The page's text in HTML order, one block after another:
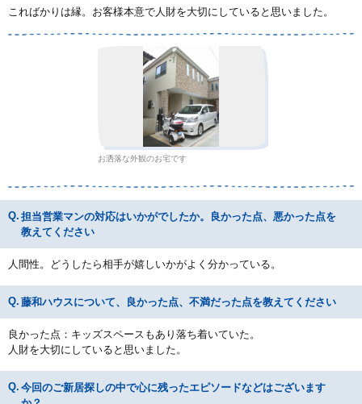
こればかりは縁。お客様本意で人財を大切にしていると思いました。
お洒落な外観のお宅です
担当営業マンの対応はいかがでしたか。良かった点、悪かった点を
教えてください
人間性。どうしたら相手が嬉しいかがよく分かっている。
藤和ハウスについて、良かった点、不満だった点を教えてください
良かった点：キッズスペースもあり落ち着いていた。
人財を大切にしていると思いました。
今回のご新居探しの中で心に残ったエピソードなどはございます